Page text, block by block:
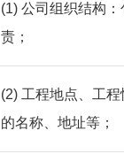
(1) 公司组织结构
责；
(2) 工程地点、工
的名称、地址等；